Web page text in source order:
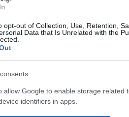
opt-out of Collection, Use, Retention,
Data that Is Unrelated with the
allow Google to enable storage related
identifiers in apps.
MAGVETŐ CAFÉ MŰFORDÍTÁS